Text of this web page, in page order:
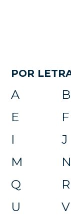
POR
A B
E
F
I
J
M
N
Q
R
U
V